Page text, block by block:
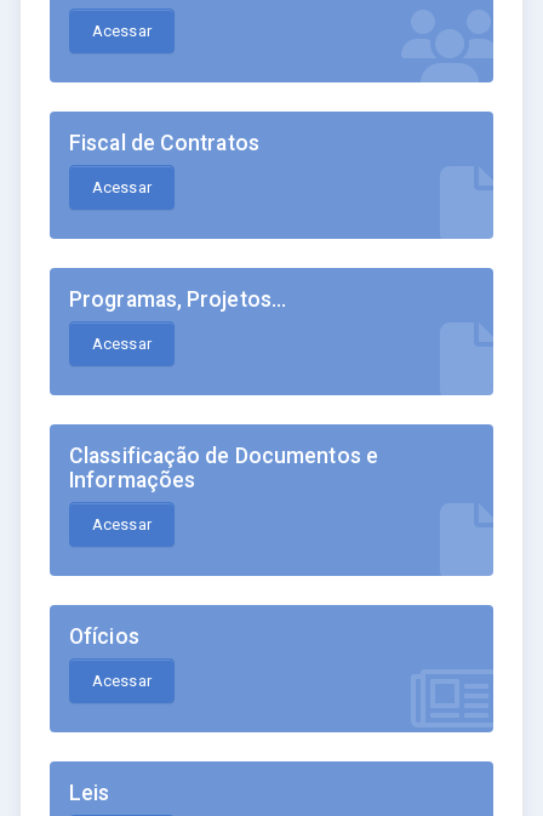
Acessar
Fiscal de Contratos
Acessar
Programas, Projetos...
Acessar
Classificação de Documentos e
Informações
Acessar
Ofícios
Acessar
Leis